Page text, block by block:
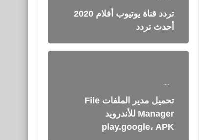
تردد قناة يوتيوب أفلام 2020
أحدث تردد
تحميل مدير الملفات File
Manager للأندرويد
play.google، APK